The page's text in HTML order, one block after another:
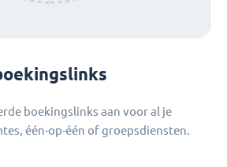
boekingslinks aan voor al je
één-op-één of groepsdiensten.